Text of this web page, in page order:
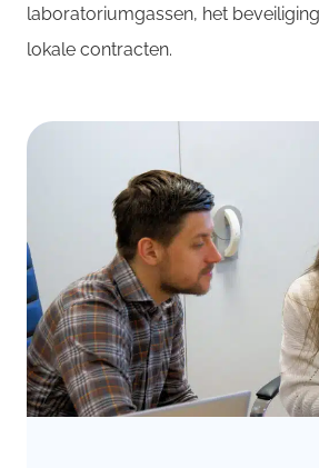
laboratoriumgassen, het
lokale contracten.